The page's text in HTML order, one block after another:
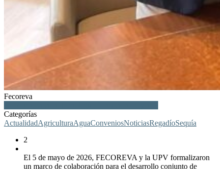
Fecoreva
Categorías
ActualidadAgriculturaAguaConveniosNoticiasRegadíoSequía
2
El 5 de mayo de 2026, FECOREVA y la UPV formalizaron
un marco de colaboración para el desarrollo conjunto de